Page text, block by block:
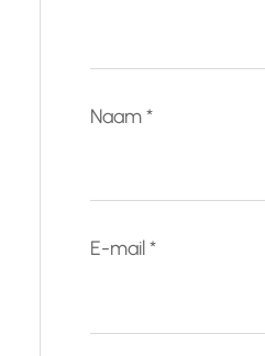
Naam*
E-mail*